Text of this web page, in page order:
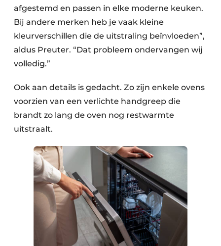
afgestemd en passen in elke moderne keuken.
Bij andere merken heb je vaak kleine
kleurverschillen die de uitstraling beïnvloeden”,
aldus Preuter. “Dat probleem ondervangen wij
volledig.”
Ook aan details is gedacht. Zo zijn enkele ovens
voorzien van een verlichte handgreep die
brandt zo lang de oven nog restwarmte
uitstraalt.